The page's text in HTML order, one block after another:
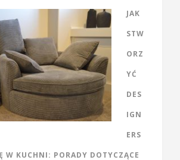
JAK
STW
ORZ
YĆ
DES
IGN
ERS
W KUCHNI: PORADY DOTYCZĄCE